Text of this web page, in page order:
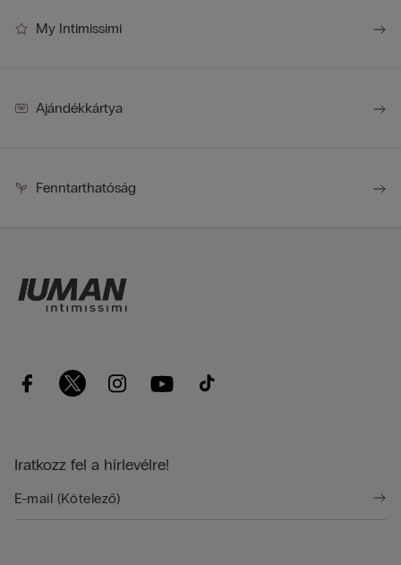
My Intimissimi
Ajándékkártya
Fenntarthatóság
Iratkozz fel a hírlevélre!